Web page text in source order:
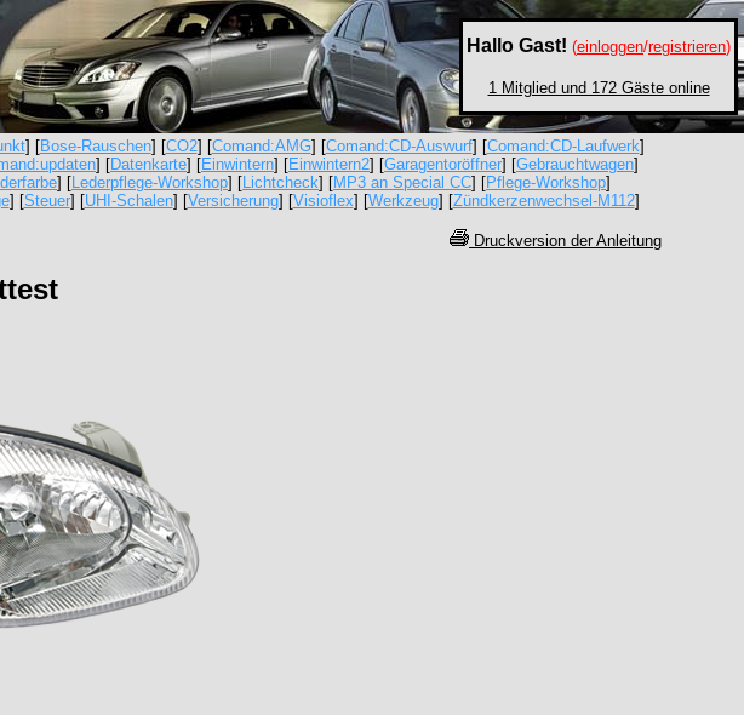
Hallo Gast! (einloggen/registrieren)
1 Mitglied und 172 Gäste online
] [Bose-Rauschen] [CO2] [Comand:AMG] [Comand:CD-Auswurf] [Comand:CD-Laufwerk]
] [Datenkarte] [Einwintern] [Einwintern2] [Garagentoröffner] [Gebrauchtwagen]
] [Lederpflege-Workshop] [Lichtcheck] [MP3 an Special CC] [Pflege-Workshop]
] [Steuer] [UHI-Schalen] [Versicherung] [Visioflex] [Werkzeug] [Zündkerzenwechsel-M112]
Druckversion der Anleitung